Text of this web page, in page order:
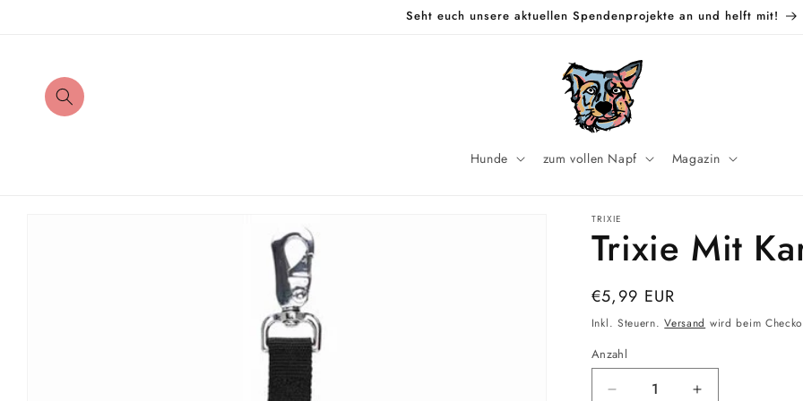
Seht euch unsere aktuellen Spendenprojekte an und helft mit!
Hunde zum vollen Napf Magazin
TRIXIE
Trixie Mit
Normaler
Preis
€5,99 EUR
Inkl. Steuern.Versand wird beim
Anzahl
Verringere
Erhöhe